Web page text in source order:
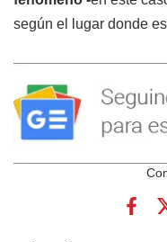
según el lugar donde